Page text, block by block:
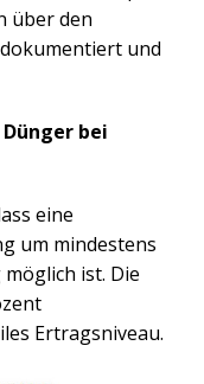
über den
und
bei
eine
um mindestens
ist. Die
Ertragsniveau.